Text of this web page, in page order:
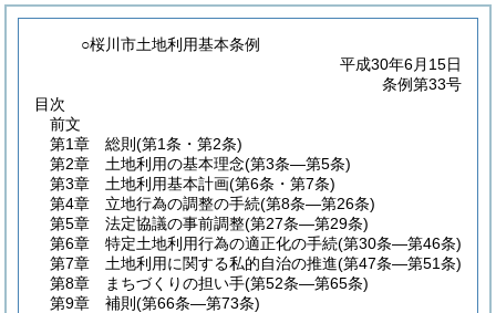
○桜川市土地利用基本条例
平成30年6月15日
条例第33号
目次
前文
第1章
総則 (第1条・第2条)
第2章
土地利用の基本理念(第3条―第5条)
第3章
土地利用基本計画(第6条・第7条)
第4章
立地行為の調整の手続(第8条―第26条)
第5章
法定協議の事前調整(第27条―第29条)
第6章
特定土地利用行為の適正化の手続(第30条―第46条)
第7章
土地利用に関する私的自治の推進(第47条―第51条)
第8章
まちづくりの担い手(第52条―第65条)
第9章
補則 (第66条―第73条)